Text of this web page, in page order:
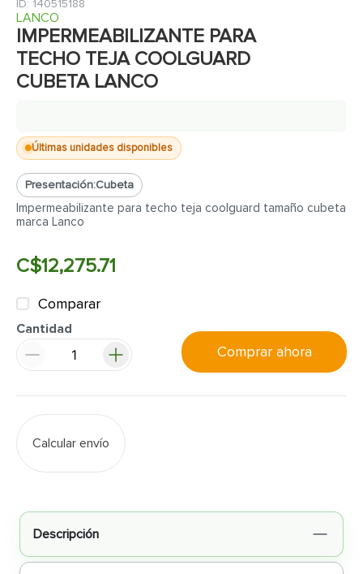
: 140515188
LANCO
IMPERMEABILIZANTE PARA
TECHO TEJA COOLGUARD
CUBETA LANCO
Últimas unidades disponibles
Presentación:Cubeta
Impermeabilizante para techo teja coolguard tamaño cubeta
marca Lanco
C$12,275.71
Comparar
Cantidad
Comprar ahora
Calcular envío
Descripción
8.
inodoro
9.
puerta